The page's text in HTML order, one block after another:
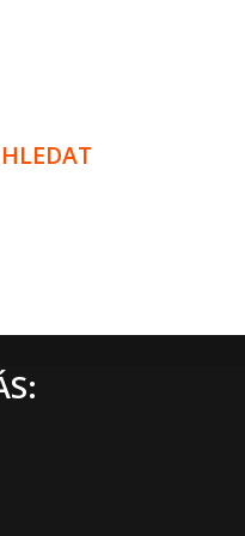
HLEDAT